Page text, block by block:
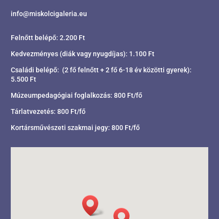
info@miskolcigaleria.eu
Felnőtt belépő: 2.200 Ft
Kedvezményes (diák vagy nyugdíjas): 1.100 Ft
Családi belépő: (2 fő felnőtt + 2 fő 6-18 év közötti gyerek):
5.500 Ft
Múzeumpedagógiai foglalkozás: 800 Ft/fő
Tárlatvezetés: 800 Ft/fő
Kortársművészeti szakmai jegy: 800 Ft/fő